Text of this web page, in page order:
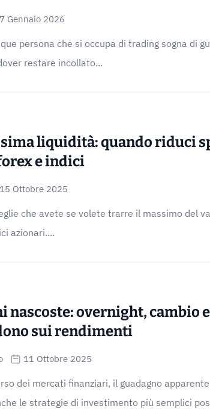
7 Gennaio 2026
persona che si occupa di trading sogna di
restare incollato...
liquidità: quando riduci
e indici
15 Ottobre 2025
che avete se volete trarre il massimo del
azionari....
nascoste: overnight, cambio
sui rendimenti
11 Ottobre 2025
dei mercati finanziari, il guadagno
le strategie di investimento più semplici